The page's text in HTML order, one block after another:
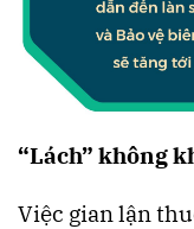
“Lách” không
Việc gian lận